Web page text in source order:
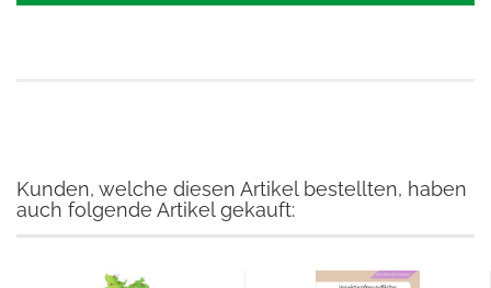
Kunden, welche diesen Artikel bestellten, haben
auch folgende Artikel gekauft: